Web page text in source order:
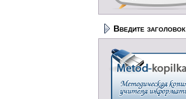
Введите заголовок